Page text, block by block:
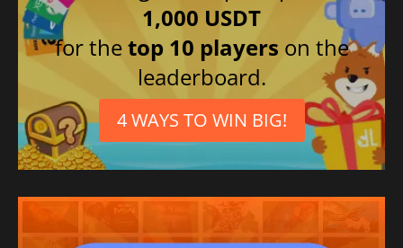
1,000 USDT
for thetop 10 players on the
leaderboard.
4 WAYS TO WIN BIG!